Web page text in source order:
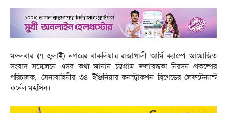
মঙ্গলবার (৭ জুলাই) নগরের বাকলিয়ার রাজাখালী আর্মি ক্যাম্পে আয়োজিত
সংবাদ সম্মেলনে এসব তথ্য জানান চট্টগ্রাম জলাবদ্ধতা নিরসন প্রকল্পের
পরিচালক, সেনাবাহিনীর ৩৪ ইঞ্জিনিয়ার কনস্ট্রাকশন ব্রিগেডের লেফটেন্যান্ট
কর্নেল মহসিন।